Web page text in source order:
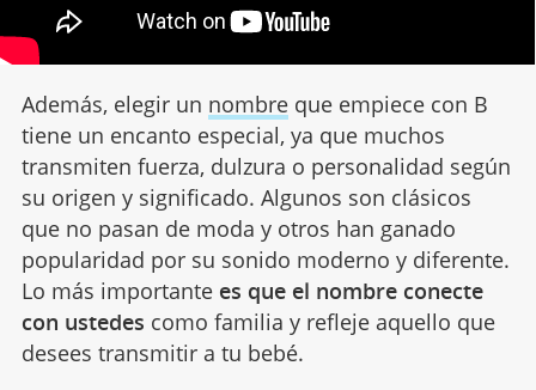
Además, elegir un nombreque empiece con B
tiene un encanto especial, ya que muchos
transmiten fuerza, dulzura o personalidad según
su origen y significado. Algunos son clásicos
que no pasan de moda y otros han ganado
popularidad por su sonido moderno y diferente.
Lo más importante es que el nombre conecte
con ustedes como familia y refleje aquello que
desees transmitir a tu bebé.